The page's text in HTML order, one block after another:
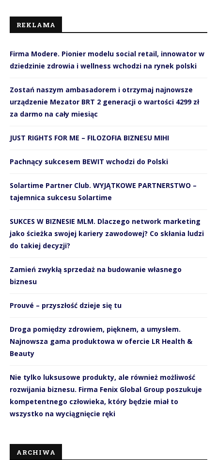
REKLAMA
Firma Modere. Pionier modelu social retail, innowator w
dziedzinie zdrowia i wellness wchodzi na rynek polski
Zostań naszym ambasadorem i otrzymaj najnowsze
urządzenie Mezator BRT 2 generacji o wartości 4299 zł
za darmo na cały miesiąc
JUST RIGHTS FOR ME – FILOZOFIA BIZNESU MIHI
Pachnący sukcesem BEWIT wchodzi do Polski
Solartime Partner Club. WYJĄTKOWE PARTNERSTWO –
tajemnica sukcesu Solartime
SUKCES W BIZNESIE MLM. Dlaczego network marketing
jako ścieżka swojej kariery zawodowej? Co skłania ludzi
do takiej decyzji?
Zamień zwykłą sprzedaż na budowanie własnego
biznesu
Prouvé – przyszłość dzieje się tu
Droga pomiędzy zdrowiem, pięknem, a umysłem.
Najnowsza gama produktowa w ofercie LR Health &
Beauty
Nie tylko luksusowe produkty, ale również możliwość
rozwijania biznesu. Firma Fenix Global Group poszukuje
kompetentnego człowieka, który będzie miał to
wszystko na wyciągnięcie ręki
ARCHIWA